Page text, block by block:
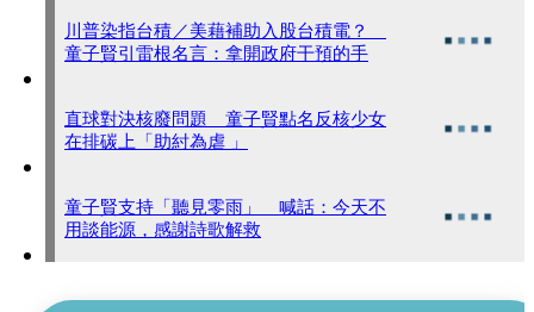
川普染指台積／美藉補助入股台積電？
童子賢引雷根名言：拿開政府干預的手
直球對決核廢問題 童子賢點名反核少女
在排碳上「助紂為虐 」
童子賢支持「聽見零雨」 喊話：今天不
用談能源，感謝詩歌解救